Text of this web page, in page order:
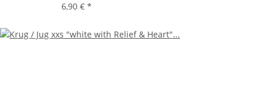
6,90 € *